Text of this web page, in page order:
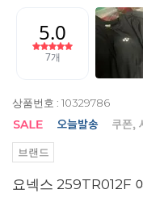
상품번호 : 10329786
브랜드
요넥스 259TR012F